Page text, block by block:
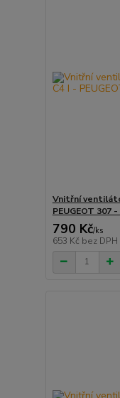
Vnitřní
PEUGEOT 307
790 Kč/ks
653 Kč bez DPH